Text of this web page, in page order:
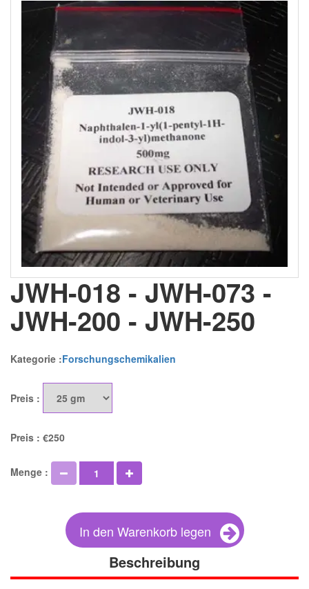
JWH-018 - JWH-073 -
JWH-200 - JWH-250
Kategorie :Forschungschemikalien
Preis :
Preis : €250
Menge :
In den Warenkorb legen
Beschreibung